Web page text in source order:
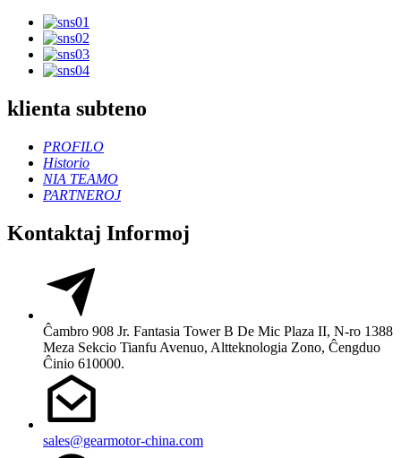
klienta subteno
PROFILO
Historio
NIA TEAMO
PARTNEROJ
Kontaktaj Informoj
Ĉambro 908 Jr. Fantasia Tower B De Mic Plaza II, N-ro 1388
Meza Sekcio Tianfu Avenuo, Altteknologia Zono, Ĉengduo
Ĉinio 610000.
sales@gearmotor-china.com